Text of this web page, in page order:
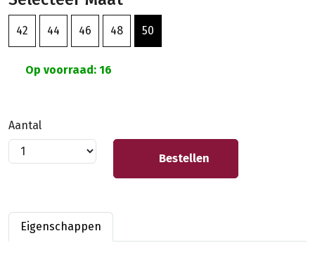
42 44 46 48 50
Op voorraad: 16
Aantal
Bestellen
Eigenschappen